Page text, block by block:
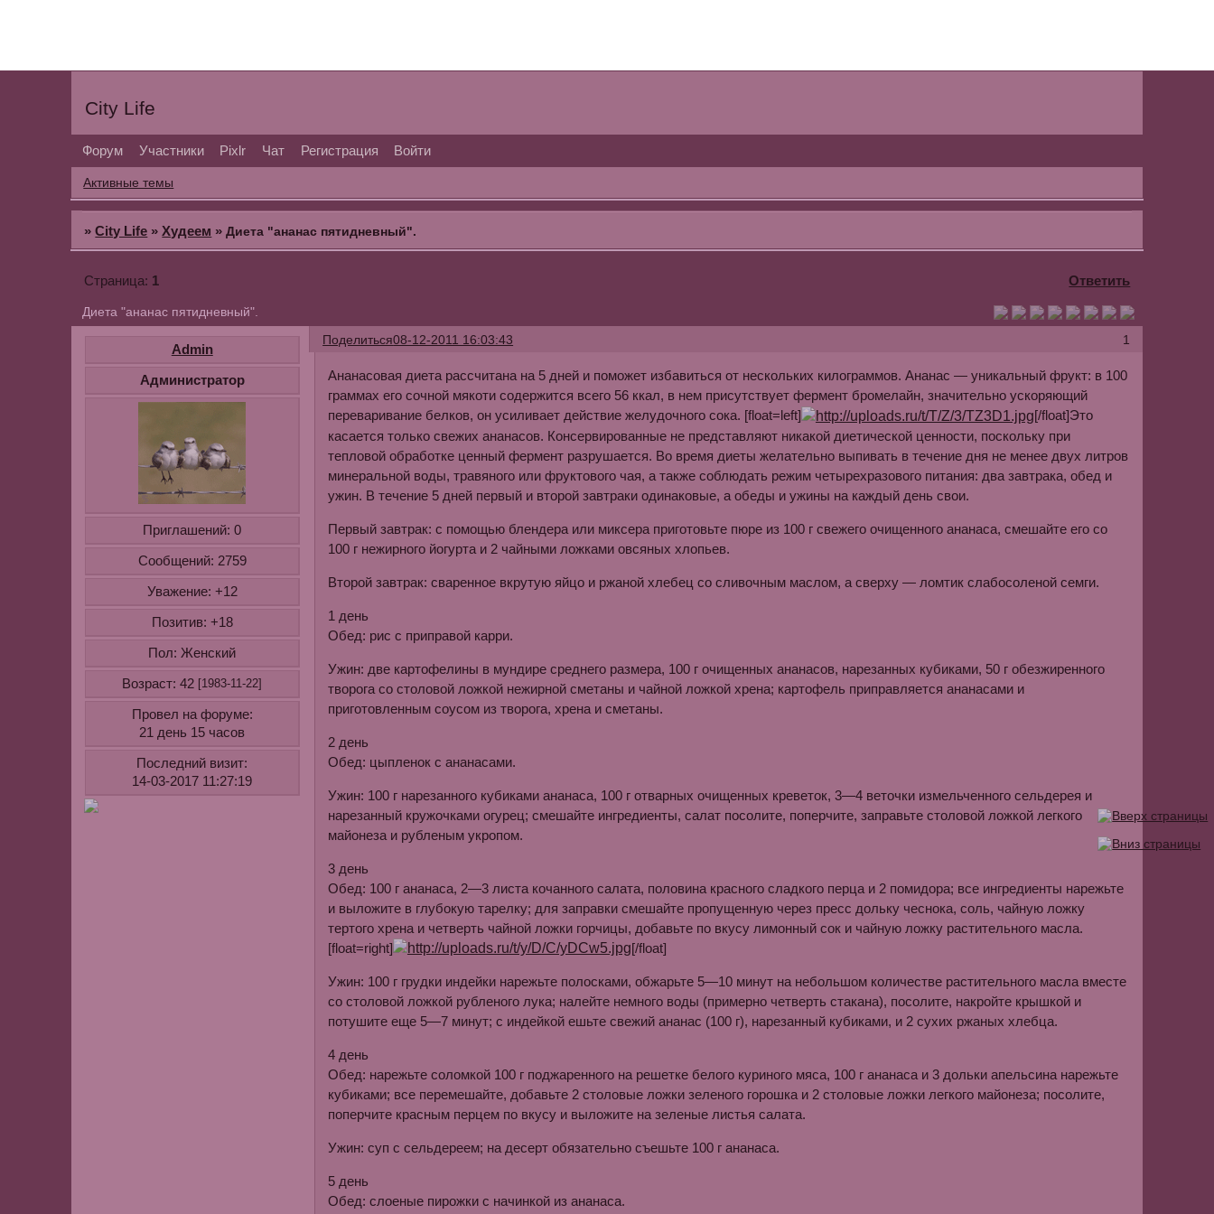
City Life
Форум Участники Pixlr Чат Регистрация Войти
Активные темы
»City Life »Худеем »Диета "ананас пятидневный".
Диета "ананас пятидневный".
Страница: 1 Ответить
Поделиться 1
08-12-2011 16:03:43
Admin
Администратор
Приглашений: 0
Сообщений: 2759
Уважение: +12
Позитив: +18
Пол: Женский
Возраст: 42 [1983-11-22]
Провел на форуме:
21 день 15 часов
Последний визит:
14-03-2017 11:27:19
Ананасовая диета рассчитана на 5 дней и поможет избавиться от нескольких килограммов. Ананас — уникальный фрукт: в 100
граммах его сочной мякоти содержится всего 56 ккал, в нем присутствует фермент бромелайн, значительно ускоряющий
переваривание белков, он усиливает действие желудочного сока. [float=left]
[/float]Это
касается только свежих ананасов. Консервированные не представляют никакой диетической ценности, поскольку при
тепловой обработке ценный фермент разрушается. Во время диеты желательно выпивать в течение дня не менее двух литров
минеральной воды, травяного или фруктового чая, а также соблюдать режим четырехразового питания: два завтрака, обед и
ужин. В течение 5 дней первый и второй завтраки одинаковые, а обеды и ужины на каждый день свои.
Первый завтрак: с помощью блендера или миксера приготовьте пюре из 100 г свежего очищенного ананаса, смешайте его со
100 г нежирного йогурта и 2 чайными ложками овсяных хлопьев.
Второй завтрак: сваренное вкрутую яйцо и ржаной хлебец со сливочным маслом, а сверху — ломтик слабосоленой семги.
1 день
Обед: рис с приправой карри.
Ужин: две картофелины в мундире среднего размера, 100 г очищенных ананасов, нарезанных кубиками, 50 г обезжиренного
творога со столовой ложкой нежирной сметаны и чайной ложкой хрена; картофель приправляется ананасами и
приготовленным соусом из творога, хрена и сметаны.
2 день
Обед: цыпленок с ананасами.
Ужин: 100 г нарезанного кубиками ананаса, 100 г отварных очищенных креветок, 3—4 веточки измельченного сельдерея и
нарезанный кружочками огурец; смешайте ингредиенты, салат посолите, поперчите, заправьте столовой ложкой легкого
майонеза и рубленым укропом.
3 день
Обед: 100 г ананаса, 2—3 листа кочанного салата, половина красного сладкого перца и 2 помидора; все ингредиенты нарежьте
и выложите в глубокую тарелку; для заправки смешайте пропущенную через пресс дольку чеснока, соль, чайную ложку
тертого хрена и четверть чайной ложки горчицы, добавьте по вкусу лимонный сок и чайную ложку растительного масла.
[float=right]
[/float]
Ужин: 100 г грудки индейки нарежьте полосками, обжарьте 5—10 минут на небольшом количестве растительного масла вместе
со столовой ложкой рубленого лука; налейте немного воды (примерно четверть стакана), посолите, накройте крышкой и
потушите еще 5—7 минут; с индейкой ешьте свежий ананас (100 г), нарезанный кубиками, и 2 сухих ржаных хлебца.
4 день
Обед: нарежьте соломкой 100 г поджаренного на решетке белого куриного мяса, 100 г ананаса и 3 дольки апельсина нарежьте
кубиками; все перемешайте, добавьте 2 столовые ложки зеленого горошка и 2 столовые ложки легкого майонеза; посолите,
поперчите красным перцем по вкусу и выложите на зеленые листья салата.
Ужин: суп с сельдереем; на десерт обязательно съешьте 100 г ананаса.
5 день
Обед: слоеные пирожки с начинкой из ананаса.